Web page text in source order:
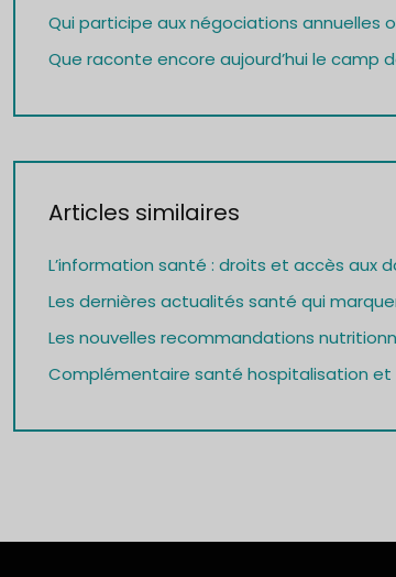
Qui participe aux négociations annuelles
Que raconte encore aujourd’hui le camp
Articles similaires
L’information santé : droits et accès aux
Les dernières actualités santé qui
Les nouvelles recommandations
Complémentaire santé hospitalisation et